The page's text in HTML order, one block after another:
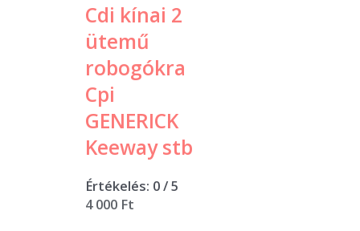
Cdi kínai 2
ütemű
robogókra
Cpi
GENERICK
Keeway stb
Értékelés: 0/ 5
4 000 Ft